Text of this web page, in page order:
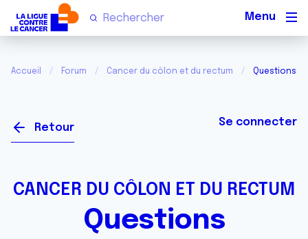
Accueil Forum Cancer du côlon et du rectum Questions
Retour Se connecter
CANCER DU CÔLON ET DU RECTUM
Questions